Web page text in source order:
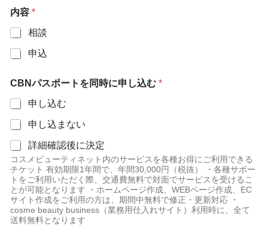
内容 *
相談
申込
CBNパスポートを同時に申し込む *
申し込む
申し込まない
詳細確認後に決定
コスメビューティネット内のサービスを各種お得にご利用できる
チケット 有効期限1年間で、年間30,000円（税抜） ・各種サポー
トをご利用いただく際、交通費無料で対面でサービスを受けるこ
とが可能となります ・ホームページ作成、WEBページ作成、EC
サイト作成をご利用の方は、期間中無料で修正・更新対応 ・
cosme beauty business（業務用仕入れサイト）利用時に、全て
送料無料となります